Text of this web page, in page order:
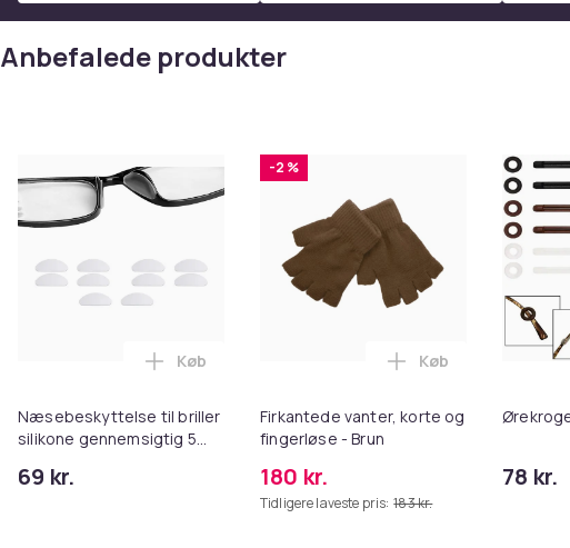
Anbefalede produkter
Næsebeskyttelse til briller
silikone gennemsigtig 5
69 kr.
Læg Næsebeskyttelse til briller silikone
Køb
-2 %
Firkantede vanter, korte og
fingerløse - Brun
180 kr.
Tidligere laveste pris: 183 kr.
Læg Firkantede
Køb
78 kr.